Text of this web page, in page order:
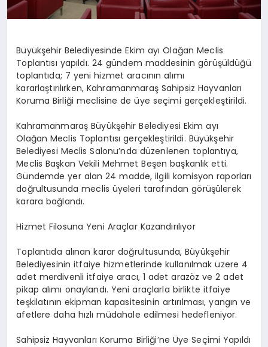
Büyükşehir Belediyesinde Ekim ayı Olağan Meclis
Toplantısı yapıldı. 24 gündem maddesinin görüşüldüğü
toplantıda; 7 yeni hizmet aracının alımı
kararlaştırılırken, Kahramanmaraş Sahipsiz Hayvanları
Koruma Birliği meclisine de üye seçimi gerçekleştirildi.
Kahramanmaraş Büyükşehir Belediyesi Ekim ayı
Olağan Meclis Toplantısı gerçekleştirildi. Büyükşehir
Belediyesi Meclis Salonu’nda düzenlenen toplantıya,
Meclis Başkan Vekili Mehmet Beşen başkanlık etti.
Gündemde yer alan 24 madde, ilgili komisyon raporları
doğrultusunda meclis üyeleri tarafından görüşülerek
karara bağlandı.
Hizmet Filosuna Yeni Araçlar Kazandırılıyor
Toplantıda alınan karar doğrultusunda, Büyükşehir
Belediyesinin itfaiye hizmetlerinde kullanılmak üzere 4
adet merdivenli itfaiye aracı, 1 adet arazöz ve 2 adet
pikap alımı onaylandı. Yeni araçlarla birlikte itfaiye
teşkilatının ekipman kapasitesinin artırılması, yangın ve
afetlere daha hızlı müdahale edilmesi hedefleniyor.
Sahipsiz Hayvanları Koruma Birliği’ne Üye Seçimi Yapıldı